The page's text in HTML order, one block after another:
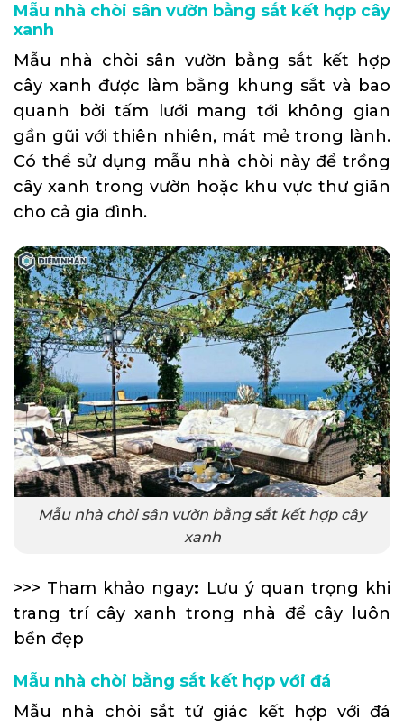
Mẫu nhà chòi sân vườn bằng sắt kết hợp cây
xanh
Mẫu nhà chòi sân vườn bằng sắt kết hợp
cây xanh được làm bằng khung sắt và bao
quanh bởi tấm lưới mang tới không gian
gần gũi với thiên nhiên, mát mẻ trong lành.
Có thể sử dụng mẫu nhà chòi này để trồng
cây xanh trong vườn hoặc khu vực thư giãn
cho cả gia đình.
Mẫu nhà chòi sân vườn bằng sắt kết hợp cây
xanh
>>> Tham khảo ngay: Lưu ý quan trọng khi
trang trí cây xanh trong nhà để cây luôn
bền đẹp
Mẫu nhà chòi bằng sắt kết hợp với đá
Mẫu nhà chòi sắt tứ giác kết hợp với đá